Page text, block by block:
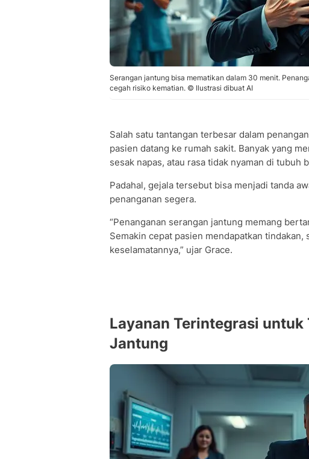
Serangan jantung bisa mematikan dalam 30 menit.
cegah risiko kematian. © Ilustrasi dibuat AI
Salah satu tantangan terbesar dalam
pasien datang ke rumah sakit. Banyak yang
sesak napas, atau rasa tidak nyaman di tubuh
Padahal, gejala tersebut bisa menjadi tanda
penanganan segera.
“Penanganan serangan jantung memang
Semakin cepat pasien mendapatkan tindakan,
keselamatannya,” ujar Grace.
Layanan Terintegrasi untuk
Jantung